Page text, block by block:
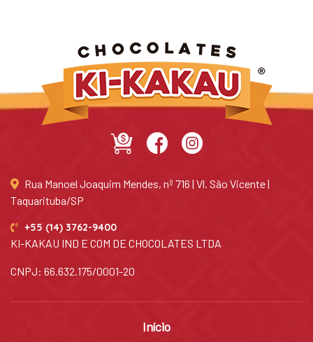
Rua Manoel Joaquim Mendes, nº 716 | Vl. São Vicente |
Taquarituba/SP
+55 (14) 3762-9400
KI-KAKAU IND E COM DE CHOCOLATES LTDA
CNPJ: 66.632.175/0001-20
Início